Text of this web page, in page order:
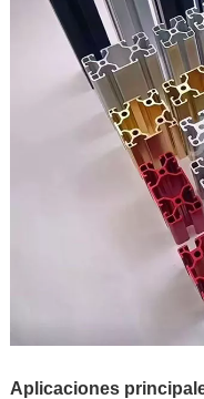
Aplicaciones